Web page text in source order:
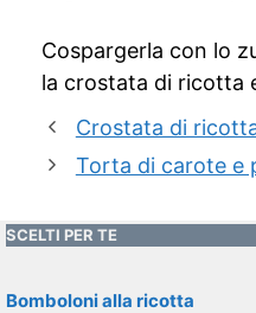
Cospargerla con lo
la crostata di ricotta
Crostata di
Torta di carote e
SCELTI PER TE
Bomboloni alla ricotta